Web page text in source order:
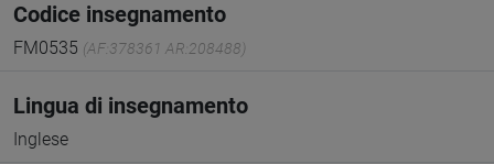
Codice insegnamento
FM0535 (AF:378361 AR:208488)
Lingua di insegnamento
Inglese